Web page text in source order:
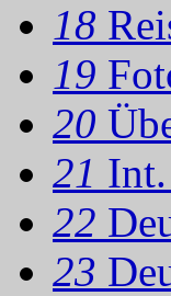
18
19
20
21 Int.
22
23